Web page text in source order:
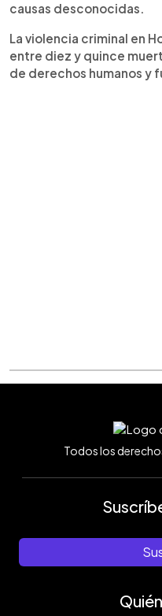
causas desconocidas.
La violencia criminal en
entre diez y quince
de derechos humanos y
Todos los